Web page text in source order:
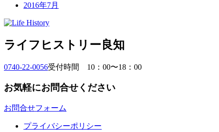
2016年7月
ライフヒストリー良知
0740-22-0056受付時間 10：00〜18：00
お気軽にお問合せください
お問合せフォーム
プライバシーポリシー